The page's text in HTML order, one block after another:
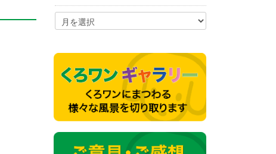
ア
ー
イ